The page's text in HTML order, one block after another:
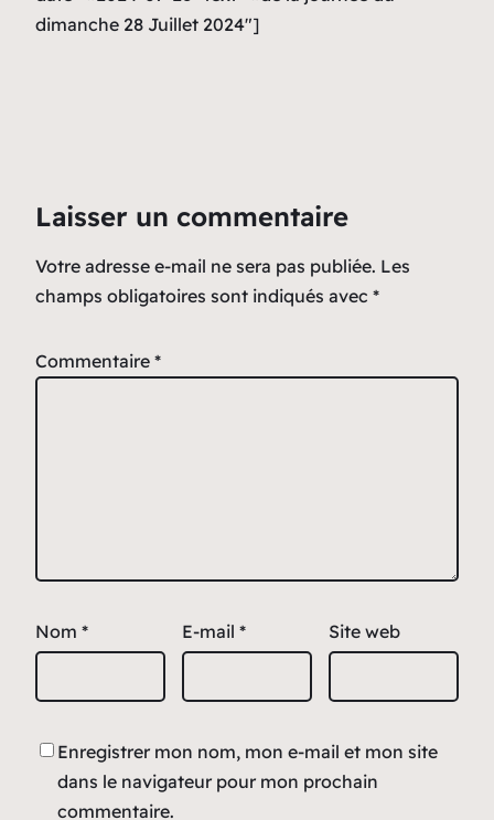
dimanche 28 Juillet 2024″]
Laisser un commentaire
Votre adresse e-mail ne sera pas publiée. Les
champs obligatoires sont indiqués avec *
Commentaire *
Nom * E-mail * Site web
Enregistrer mon nom, mon e-mail et mon site
dans le navigateur pour mon prochain
commentaire.